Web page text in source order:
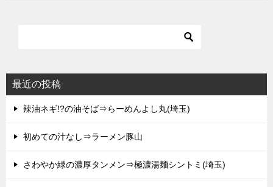
最近の投稿
辣油ネギ!?の油そば⇒らーめんよし丸(埼玉)
初めての汁なし⇒ラーメン豚山
さわやか緑の濃厚タンメン⇒極濃湯麺シントミ(埼玉)